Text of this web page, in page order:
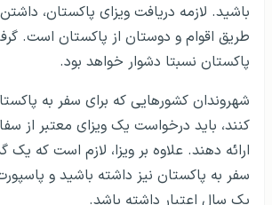
باشید. لازمه دریافت ویزای پاکستان،
طریق اقوام و دوستان از پاکستان است.
پاکستان نسبتا دشوار خواهد بود.
شهروندان کشورهایی که برای سفر به
کنند، باید درخواست یک ویزای معتبر از
ارائه دهند. علاوه بر ویزا، لازم است که یک
سفر به پاکستان نیز داشته باشید و